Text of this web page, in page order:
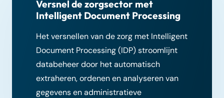
Versnel de zorgsector met
Intelligent Document Processing
Het versnellen van de zorg met Intelligent
Document Processing (IDP) stroomlijnt
databeheer door het automatisch
extraheren, ordenen en analyseren van
gegevens en administratieve